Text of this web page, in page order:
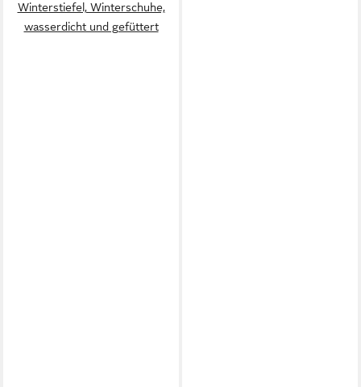
Winterstiefel, Winterschuhe,
wasserdicht und gefüttert